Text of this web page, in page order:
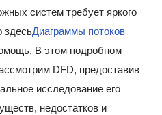
систем требует яркого
здесьДиаграммы потоков
В этом подробном
DFD, предоставив
исследование его
недостатков и